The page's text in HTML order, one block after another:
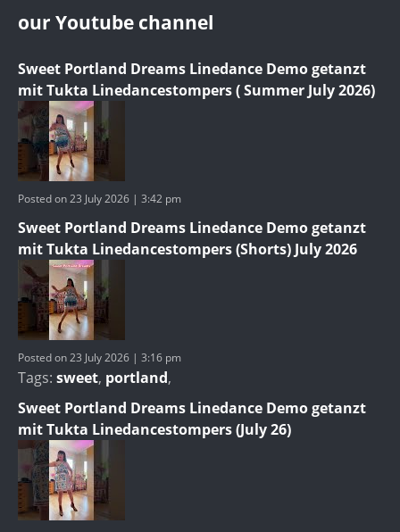
our Youtube channel
Sweet Portland Dreams Linedance Demo getanzt
mit Tukta Linedancestompers ( Summer July 2026)
Posted on 23 July 2026 | 3:42 pm
Sweet Portland Dreams Linedance Demo getanzt
mit Tukta Linedancestompers (Shorts) July 2026
Posted on 23 July 2026 | 3:16 pm
Tags: sweet, portland,
Sweet Portland Dreams Linedance Demo getanzt
mit Tukta Linedancestompers (July 26)